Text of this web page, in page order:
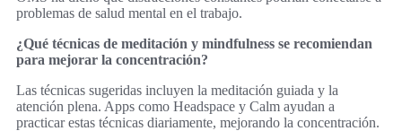
problemas de salud mental en el trabajo.
¿Qué técnicas de meditación y mindfulness se recomiendan
para mejorar la concentración?
Las técnicas sugeridas incluyen la meditación guiada y la
atención plena. Apps como Headspace y Calm ayudan a
practicar estas técnicas diariamente, mejorando la concentración.